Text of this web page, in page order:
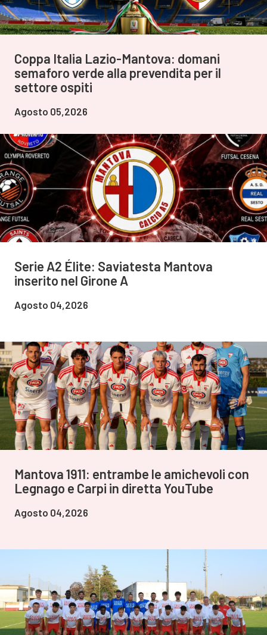
Coppa Italia Lazio-Mantova: domani
semaforo verde alla prevendita per il
settore ospiti
Agosto 05,2026
Serie A2 Élite: Saviatesta Mantova
inserito nel Girone A
Agosto 04,2026
Mantova 1911: entrambe le amichevoli con
Legnago e Carpi in diretta YouTube
Agosto 04,2026